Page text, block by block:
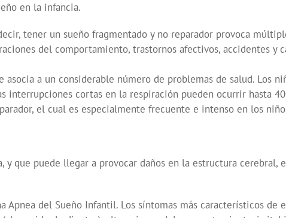
en la infancia.
tener un sueño fragmentado y no reparador provoca
del comportamiento, trastornos afectivos, accidentes y
asocia a un considerable número de problemas de salud. Los
interrupciones cortas en la respiración pueden ocurrir hasta
el cual es especialmente frecuente e intenso en los
que puede llegar a provocar daños en la estructura cerebral,
Apnea del Sueño Infantil. Los síntomas más característicos de